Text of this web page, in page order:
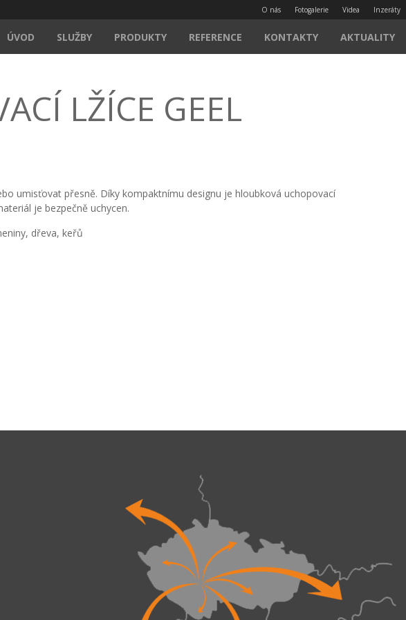
O nás Fotogalerie Videa Inzeráty
ÚVOD SLUŽBY PRODUKTY REFERENCE KONTAKTY AKTUALITY
LŽÍCE GEEL
umisťovat přesně. Díky kompaktnímu designu je hloubková uchopovací
je bezpečně uchycen.
dřeva, keřů